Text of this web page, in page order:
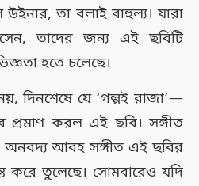
তা বলাই বাহুল্য। যারা
তাদের জন্য এই ছবিটি
হতে চলেছে।
দিনশেষে যে ‘গল্পই রাজা’—
প্রমাণ করল এই ছবি। সঙ্গীত
অনবদ্য আবহ সঙ্গীত এই ছবির
করে তুলেছে। সোমবারেও যদি